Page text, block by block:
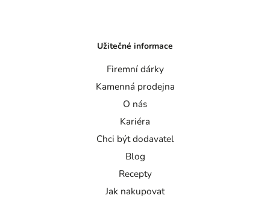
Užitečné informace
Firemní dárky
Kamenná prodejna
O nás
Kariéra
Chci být dodavatel
Blog
Recepty
Jak nakupovat